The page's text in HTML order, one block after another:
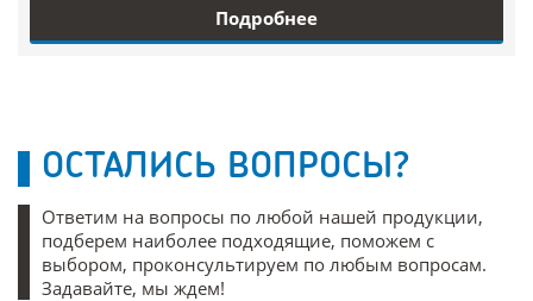
Подробнее
ОСТАЛИСЬ ВОПРОСЫ?
Ответим на вопросы по любой нашей продукции,
подберем наиболее подходящие, поможем с
выбором, проконсультируем по любым вопросам.
Задавайте, мы ждем!